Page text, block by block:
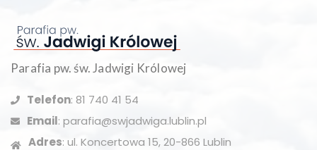
Parafia pw. św. Jadwigi Królowej
Telefon: 81 740 41 54
Email: parafia@swjadwiga.lublin.pl
Adres: ul. Koncertowa 15, 20-866 Lublin